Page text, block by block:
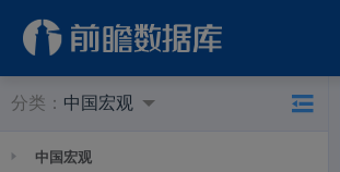
分类： 中国宏观
中国宏观